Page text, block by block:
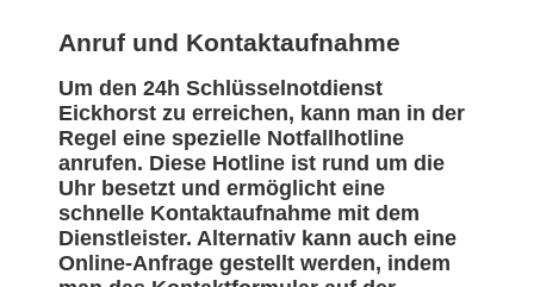
Anruf und Kontaktaufnahme
Um den 24h Schlüsselnotdienst
Eickhorst zu erreichen, kann man in der
Regel eine spezielle Notfallhotline
anrufen. Diese Hotline ist rund um die
Uhr besetzt und ermöglicht eine
schnelle Kontaktaufnahme mit dem
Dienstleister. Alternativ kann auch eine
Online-Anfrage gestellt werden, indem